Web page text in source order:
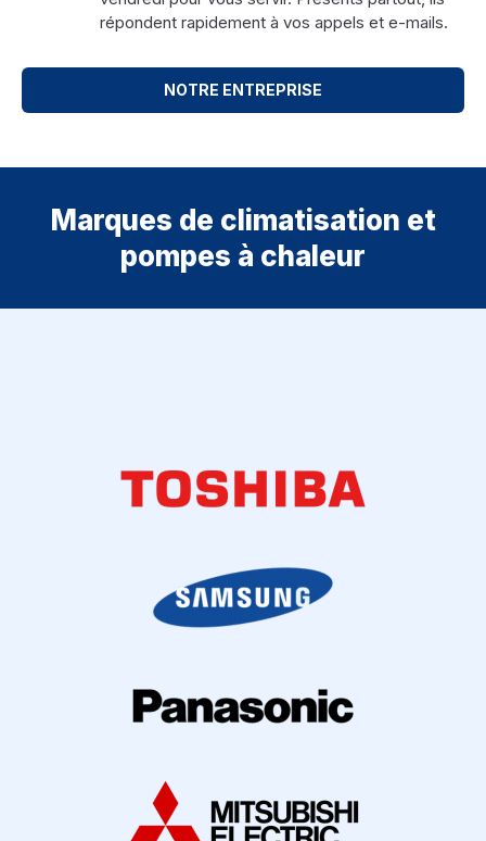
répondent rapidement à vos appels et e-mails.
NOTRE ENTREPRISE
Marques de climatisation et
pompes à chaleur